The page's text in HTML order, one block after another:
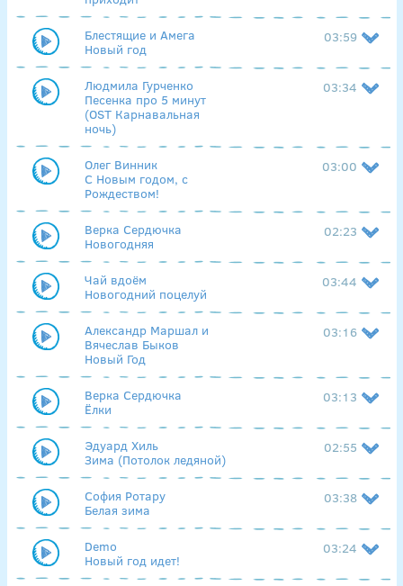
Блестящие и Амега
Новый год
03:59
Людмила Гурченко
Песенка про 5 минут
(OST Карнавальная
ночь)
03:34
Олег Винник
С Новым годом, с
Рождеством!
03:00
Верка Сердючка
Новогодняя
02:23
Чай вдоём
Новогодний поцелуй
03:44
Александр Маршал и
Вячеслав Быков
Новый Год
03:16
Верка Сердючка
Ёлки
03:13
Эдуард Хиль
Зима (Потолок ледяной)
02:55
София Ротару
Белая зима
03:38
Demo
Новый год идет!
03:24